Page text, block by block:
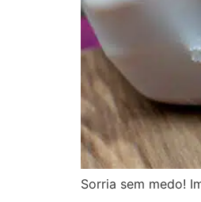
Sorria sem medo!